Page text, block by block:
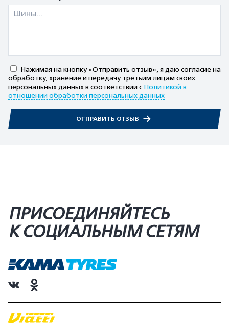
Нажимая на кнопку «Отправить отзыв», я даю согласие на
обработку, хранение и передачу третьим лицам своих
персональных данных в соответствии с Политикой в
отношении обработки персональных данных
ОТПРАВИТЬ ОТЗЫВ
ПРИСОЕДИНЯЙТЕСЬ
К СОЦИАЛЬНЫМ СЕТЯМ